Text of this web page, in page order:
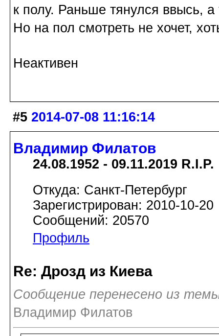
к полу. Раньше тянулся ввысь, а
Но на пол смотреть не хочет,
Неактивен
#5 2014-07-08 11:16:14
Владимир Филатов
24.08.1952 - 09.11.2019 R.I.P.
Откуда: Санкт-Петербург
Зарегистрирован: 2010-10-20
Сообщений: 20570
Профиль
Re: Дрозд из Киева
Сообщение перенесено из
Владимир Филатов